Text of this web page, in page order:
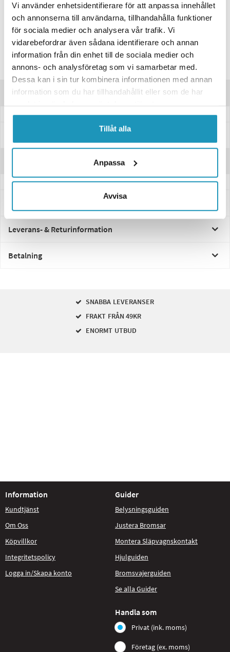
Vi använder enhetsidentifierare för att anpassa innehållet
och annonserna till användarna, tillhandahålla funktioner
för sociala medier och analysera vår trafik. Vi
vidarebefordrar även sådana identifierare och annan
information från din enhet till de sociala medier och
annons- och analysföretag som vi samarbetar med.
Dessa kan i sin tur kombinera informationen med annan
information som du har tillhandahållit eller som de har
Tillåt alla
Anpassa
Avvisa
Lägsta pris de senaste 30-dagarna:25 kr
Leverans- & Returinformation
Spara produkt
Frågor om produkten?
Produktinformation
Leverans- & Returinformation
Betalning
SNABBA LEVERANSER
FRAKT FRÅN 49KR
ENORMT UTBUD
Information
Kundtjänst
Om Oss
Köpvillkor
Integritetspolicy
Logga in/Skapa konto
Guider
Belysningsguiden
Justera Bromsar
Montera Släpvagnskontakt
Hjulguiden
Bromsvajerguiden
Se alla Guider
Handla som
Privat (ink. moms)
Företag (ex. moms)